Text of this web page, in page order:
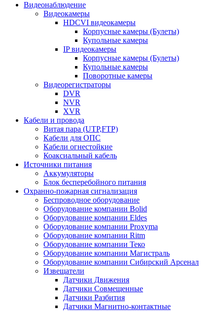
Видеонаблюдение
Видеокамеры
HDCVI видеокамеры
Корпусные камеры (Булеты)
Купольные камеры
IP видеокамеры
Корпусные камеры (Булеты)
Купольные камеры
Поворотные камеры
Видеорегистраторы
DVR
NVR
XVR
Кабели и провода
Витая пара (UTP,FTP)
Кабели для ОПС
Кабели огнестойкие
Коаксиальный кабель
Источники питания
Аккумуляторы
Блок бесперебойного питания
Охранно-пожарная сигнализация
Беспроводное оборудование
Оборудование компании Bolid
Оборудование компании Eldes
Оборудование компании Proxyma
Оборудование компании Ritm
Оборудование компании Теко
Оборудование компании Магистраль
Оборудование компании Сибирский Арсенал
Извещатели
Датчики Движения
Датчики Совмещенные
Датчики Разбития
Датчики Магнитно-контактные